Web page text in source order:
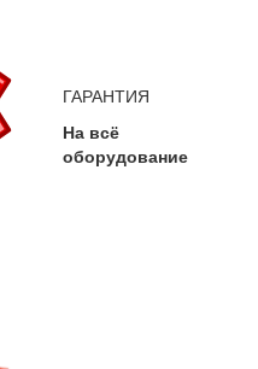
ГАРАНТИЯ
На всё
оборудование